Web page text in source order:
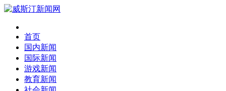
首页
国内新闻
国际新闻
游戏新闻
教育新闻